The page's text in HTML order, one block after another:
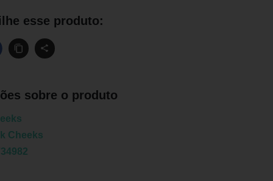
esse produto:
sobre o produto
Cheeks